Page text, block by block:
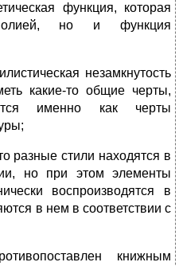
функция, которая
но и функция
незамкнутость
какие-то общие черты,
именно как черты
разные стили находятся в
но при этом элементы
воспроизводятся в
в нем в соответствии с
книжным